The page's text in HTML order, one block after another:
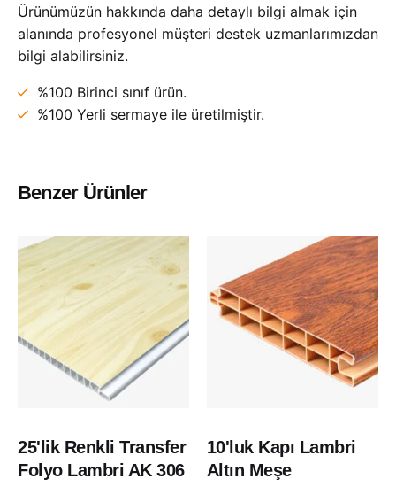
Ürünümüzün hakkında daha detaylı bilgi almak için
alanında profesyonel müşteri destek uzmanlarımızdan
bilgi alabilirsiniz.
%100 Birinci sınıf ürün.
%100 Yerli sermaye ile üretilmiştir.
Benzer Ürünler
25'lik Renkli Transfer
Folyo Lambri AK 306
10'luk Kapı Lambri
Altın Meşe